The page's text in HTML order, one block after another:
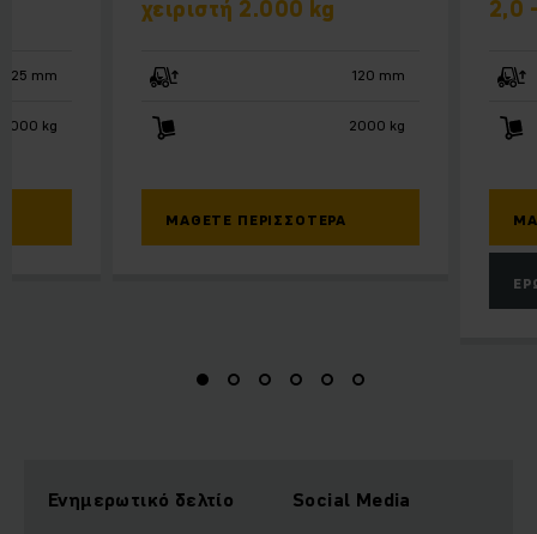
χειριστή 2.000 kg
120 mm
2000 kg
ΜΆΘΕΤΕ ΠΕΡΙΣΣΌΤΕΡΑ
2,0
125 mm
2000 kg
Ενημερωτικό δελτίο Social Media